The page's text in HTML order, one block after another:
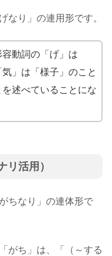
なり」の連用形です。
容動詞の「げ」は
気」は「様子」のこと
述べていることにな
活用）
ちなり」の連体形で
がち」は、「（～する